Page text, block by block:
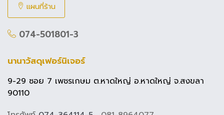
แผนที่ร้าน
074-501801-3
นานาวัสดุเฟอร์นิเจอร์
9-29 ซอย 7 เพชรเกษม ต.หาดใหญ่ อ.หาดใหญ่ จ.สงขลา
90110